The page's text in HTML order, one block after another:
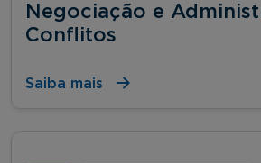
Negociação e
Conflitos
Saiba mais